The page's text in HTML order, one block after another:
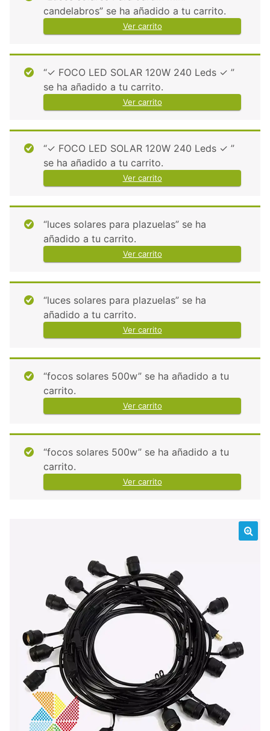
candelabros” se ha añadido a tu carrito.
Ver carrito
“✓ FOCO LED SOLAR 120W 240 Leds ✓ ”
se ha añadido a tu carrito.
Ver carrito
“✓ FOCO LED SOLAR 120W 240 Leds ✓ ”
se ha añadido a tu carrito.
Ver carrito
“luces solares para plazuelas” se ha
añadido a tu carrito.
Ver carrito
“luces solares para plazuelas” se ha
añadido a tu carrito.
Ver carrito
“focos solares 500w” se ha añadido a tu
carrito.
Ver carrito
“focos solares 500w” se ha añadido a tu
carrito.
Ver carrito